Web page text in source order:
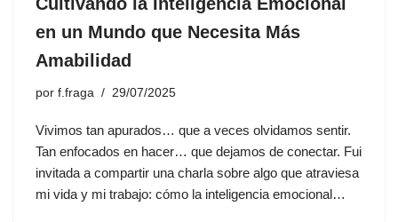
Cultivando la Inteligencia Emocional
en un Mundo que Necesita Más
Amabilidad
por f.fraga 29/07/2025
Vivimos tan apurados… que a veces olvidamos sentir.
Tan enfocados en hacer… que dejamos de conectar. Fui
invitada a compartir una charla sobre algo que atraviesa
mi vida y mi trabajo: cómo la inteligencia emocional…